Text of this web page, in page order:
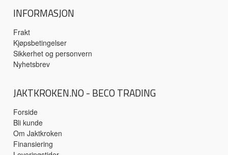
INFORMASJON
Frakt
Kjøpsbetingelser
Sikkerhet og personvern
Nyhetsbrev
JAKTKROKEN.NO - BECO TRADING
Forside
Bli kunde
Om Jaktkroken
Finansiering